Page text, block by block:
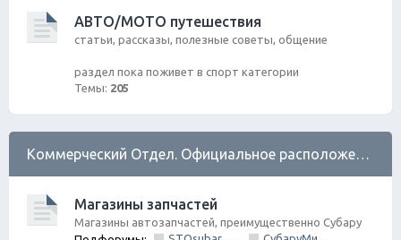
АВТО/МОТО путешествия
статьи, рассказы, полезные советы, общение
раздел пока поживет в спорт категории
Темы: 205
Коммерческий Отдел. Официальное расположение платной РЕКЛАМЫ.
Магазины запчастей
Магазины автозапчастей, преимущественно Субару